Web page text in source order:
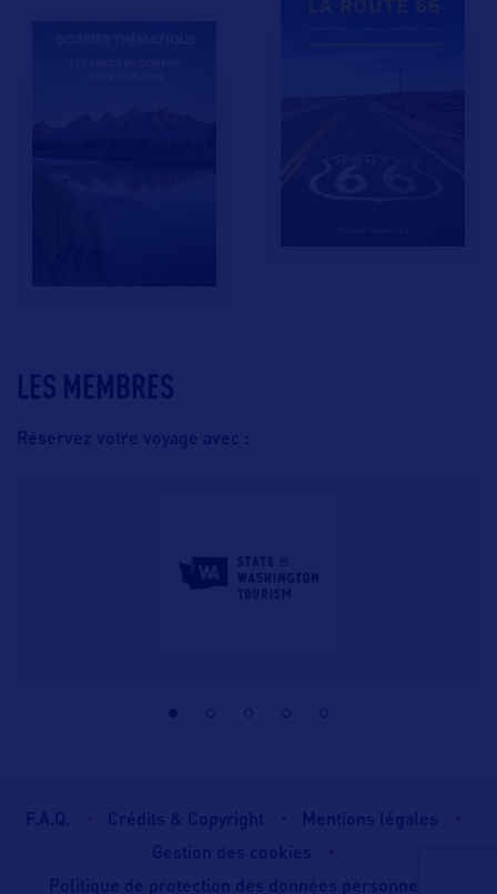
LES MEMBRES
Réservez votre voyage avec :
F.A.Q. Crédits & Copyright
Mentions légales
Gestion des cookies
Politique de protection des données personnelles